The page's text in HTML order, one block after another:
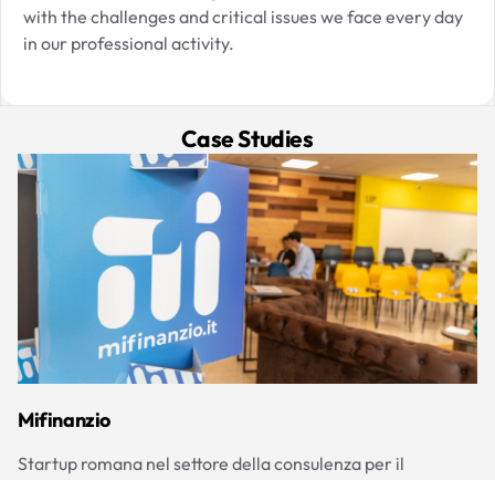
with the challenges and critical issues we face every day
in our professional activity.
Case Studies
Mifinanzio
Startup romana nel settore della consulenza per il